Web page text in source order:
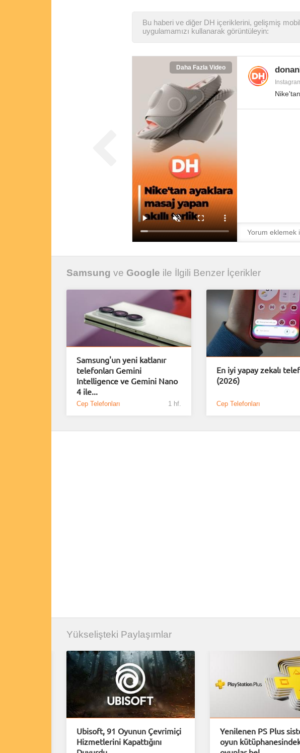
Bu haberi ve diğer DH içeriklerini, gelişmiş mobil
uygulamamızı kullanarak görüntüleyin:
Daha Fazla Video
Samsung ve Google ile İlgili Benzer İçerikler
Samsung'un yeni katlanır
telefonları Gemini
Intelligence ve Gemini Nano
4 ile...
Cep Telefonları 1 hf.
En iyi yapay zekalı
(2026)
Cep Telefonları
Yükselişteki Paylaşımlar
Ubisoft, 91 Oyunun Çevrimiçi
Hizmetlerini Kapattığını
Yenilenen PS Plus
oyun